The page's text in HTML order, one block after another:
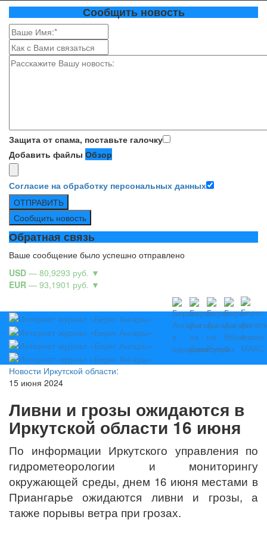
Сообщить новость
Защита от спама, поставьте галочку
Добавить файлы Обзор
Согласие на обработку персональных данных
ОТПРАВИТЬ
Сообщить новость
Обратная связь
Ваше сообщение было успешно отправлено
USD — 80,9293 руб. ▼
EUR — 93,1901 руб. ▼
Новости Иркутской области:
15 июня 2024
Ливни и грозы ожидаются в
Иркутской области 16 июня
По информации Иркутского управления по
гидрометеорологии и мониторингу
окружающей среды, днем 16 июня местами в
Приангарье ожидаются ливни и грозы, а
также порывы ветра при грозах.